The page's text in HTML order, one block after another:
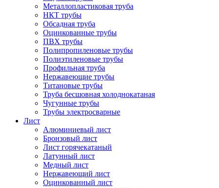
Металлопластиковая труба
НКТ трубы
Обсадная труба
Оцинкованные трубы
ПВХ трубы
Полипропиленовые трубы
Полиэтиленовые трубы
Профильная труба
Нержавеющие трубы
Титановые трубы
Труба бесшовная холоднокатаная
Чугунные трубы
Трубы электросварные
Лист
Алюминиевый лист
Бронзовый лист
Лист горячекатаный
Латунный лист
Медный лист
Нержавеющий лист
Оцинкованный лист